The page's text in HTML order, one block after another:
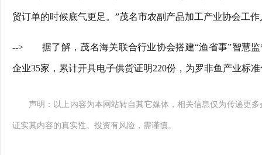
贸订单的时候底气更足。”茂名市农副产品加工产业协会工
--> 据了解，茂名海关联合行业协会搭建“渔省事”智慧
企业35家，累计开具电子供货证明220份，为罗非鱼产业标
声明：以上内容为本网站转自其它媒体，相关信息仅为传递更
证实其内容的真实性。投资有风险，需谨慎。